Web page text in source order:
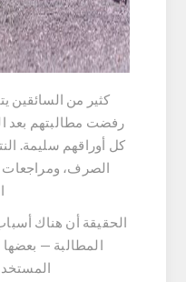
كثير من السائقين
رفضت مطالبتهم بعد
كل أوراقهم سليمة.
الصرف، ومراجعات
الحقيقة أن هناك
المطالبة —